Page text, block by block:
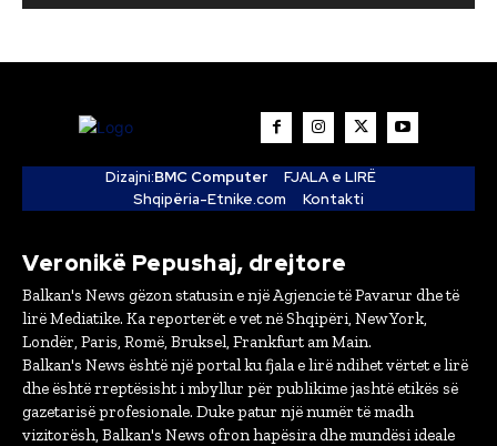
Dizajni:BMC Computer
FJALA e LIRË
Shqipëria-Etnike.com
Kontakti
Veronikë Pepushaj, drejtore
Balkan's News gëzon statusin e një Agjencie të Pavarur dhe të
lirë Mediatike. Ka reporterët e vet në Shqipëri, New York,
Londër, Paris, Romë, Bruksel, Frankfurt am Main.
Balkan's News është një portal ku fjala e lirë ndihet vërtet e lirë
dhe është rreptësisht i mbyllur për publikime jashtë etikës së
gazetarisë profesionale. Duke patur një numër të madh
vizitorësh, Balkan's News ofron hapësira dhe mundësi ideale